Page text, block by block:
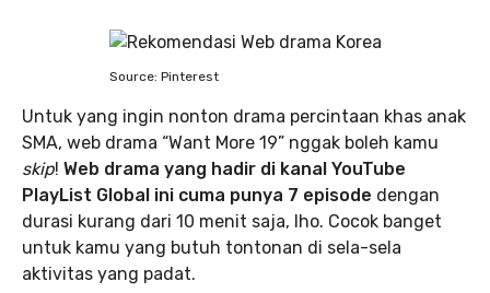
Source: Pinterest
Untuk yang ingin nonton drama percintaan khas anak
SMA, web drama “Want More 19” nggak boleh kamu
skip! Web drama yang hadir di kanal YouTube
PlayList Global ini cuma punya 7 episode dengan
durasi kurang dari 10 menit saja, lho. Cocok banget
untuk kamu yang butuh tontonan di sela-sela
aktivitas yang padat.